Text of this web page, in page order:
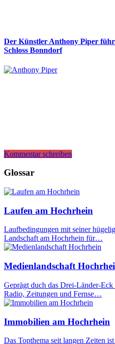
Der Künstler Anthony Piper
Schloss Bonndorf
Kommentar schreiben
Glossar
Laufen am Hochrhein
Laufbedingungen mit seiner
Landschaft am Hochrhein für…
Medienlandschaft
Geprägt duch das Drei-Länder-
Radio, Zeitungen und Fernse…
Immobilien am Hochrhein
Das Topthema seit langen Zeiten